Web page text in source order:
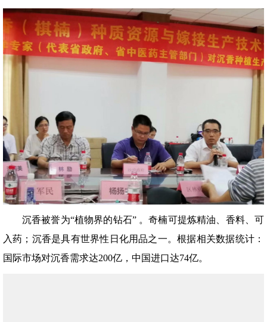
沉香被誉为“植物界的钻石” 。奇楠可提炼精油、香料、可
入药；沉香是具有世界性日化用品之一。根据相关数据统计：
国际市场对沉香需求达200亿，中国进口达74亿。